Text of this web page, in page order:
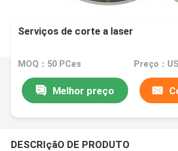
Serviços de corte a laser
MOQ：50 PCes
Melhor preço
DESCRIçãO DE PRODUTO